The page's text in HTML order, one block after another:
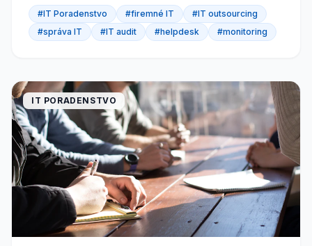
len za posledný rok...
#IT Poradenstvo #firemné IT
#IT outsourcing
#správa IT
#IT audit #helpdesk #monitoring
IT PORADENSTVO